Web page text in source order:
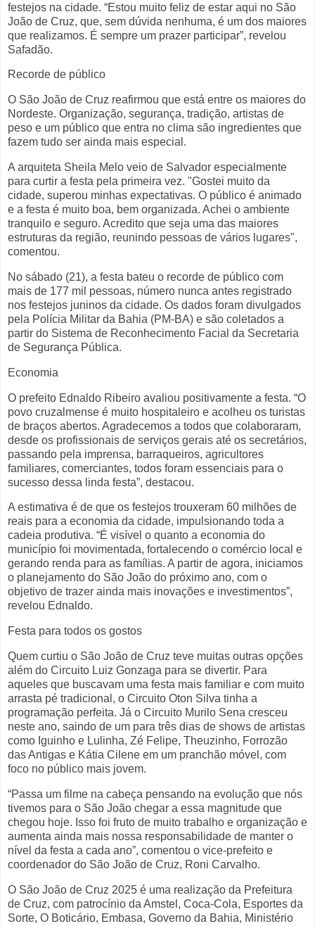
festejos na cidade. “Estou muito feliz de estar aqui no São
João de Cruz, que, sem dúvida nenhuma, é um dos maiores
que realizamos. É sempre um prazer participar”, revelou
Safadão.
Recorde de público
O São João de Cruz reafirmou que está entre os maiores do
Nordeste. Organização, segurança, tradição, artistas de
peso e um público que entra no clima são ingredientes que
fazem tudo ser ainda mais especial.
A arquiteta Sheila Melo veio de Salvador especialmente
para curtir a festa pela primeira vez. "Gostei muito da
cidade, superou minhas expectativas. O público é animado
e a festa é muito boa, bem organizada. Achei o ambiente
tranquilo e seguro. Acredito que seja uma das maiores
estruturas da região, reunindo pessoas de vários lugares",
comentou.
No sábado (21), a festa bateu o recorde de público com
mais de 177 mil pessoas, número nunca antes registrado
nos festejos juninos da cidade. Os dados foram divulgados
pela Polícia Militar da Bahia (PM-BA) e são coletados a
partir do Sistema de Reconhecimento Facial da Secretaria
de Segurança Pública.
Economia
O prefeito Ednaldo Ribeiro avaliou positivamente a festa. “O
povo cruzalmense é muito hospitaleiro e acolheu os turistas
de braços abertos. Agradecemos a todos que colaboraram,
desde os profissionais de serviços gerais até os secretários,
passando pela imprensa, barraqueiros, agricultores
familiares, comerciantes, todos foram essenciais para o
sucesso dessa linda festa”, destacou.
A estimativa é de que os festejos trouxeram 60 milhões de
reais para a economia da cidade, impulsionando toda a
cadeia produtiva. “É visível o quanto a economia do
município foi movimentada, fortalecendo o comércio local e
gerando renda para as famílias. A partir de agora, iniciamos
o planejamento do São João do próximo ano, com o
objetivo de trazer ainda mais inovações e investimentos”,
revelou Ednaldo.
Festa para todos os gostos
Quem curtiu o São João de Cruz teve muitas outras opções
além do Circuito Luiz Gonzaga para se divertir. Para
aqueles que buscavam uma festa mais familiar e com muito
arrasta pé tradicional, o Circuito Oton Silva tinha a
programação perfeita. Já o Circuito Murilo Sena cresceu
neste ano, saindo de um para três dias de shows de artistas
como Iguinho e Lulinha, Zé Felipe, Theuzinho, Forrozão
das Antigas e Kátia Cilene em um pranchão móvel, com
foco no público mais jovem.
“Passa um filme na cabeça pensando na evolução que nós
tivemos para o São João chegar a essa magnitude que
chegou hoje. Isso foi fruto de muito trabalho e organização e
aumenta ainda mais nossa responsabilidade de manter o
nível da festa a cada ano”, comentou o vice-prefeito e
coordenador do São João de Cruz, Roni Carvalho.
O São João de Cruz 2025 é uma realização da Prefeitura
de Cruz, com patrocínio da Amstel, Coca-Cola, Esportes da
Sorte, O Boticário, Embasa, Governo da Bahia, Ministério